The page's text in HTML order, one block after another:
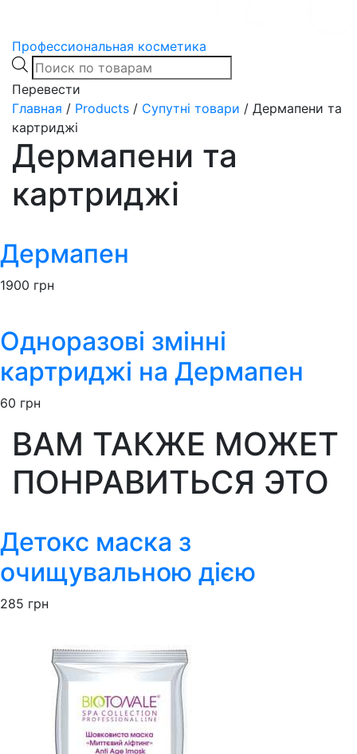
Профессиональная косметика
Products
search
Перевести
Главная / Products / Супутні товари / Дермапени та
картриджі
Дермапени та
картриджі
Дермапен
1900 грн
Одноразові змінні
картриджі на Дермапен
60 грн
ВАМ ТАКЖЕ МОЖЕТ
ПОНРАВИТЬСЯ ЭТО
Детокс маска з
очищувальною дією
285 грн